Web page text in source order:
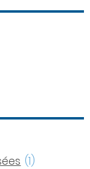
(1)